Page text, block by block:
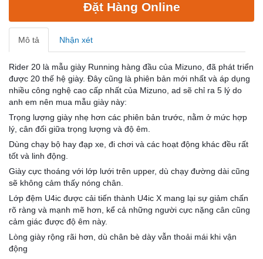
Đặt Hàng Online
Mô tả Nhận xét
Rider 20 là mẫu giày Running hàng đầu của Mizuno, đã phát triển
được 20 thế hệ giày. Đây cũng là phiên bản mới nhất và áp dụng
nhiều công nghệ cao cấp nhất của Mizuno, ad sẽ chỉ ra 5 lý do
anh em nên mua mẫu giày này:
Trọng lượng giày nhẹ hơn các phiên bản trước, nằm ở mức hợp
lý, cân đối giữa trọng lượng và độ êm.
Dùng chạy bộ hay đạp xe, đi chơi và các hoạt động khác đều rất
tốt và linh động.
Giày cực thoáng với lớp lưới trên upper, dù chạy đường dài cũng
sẽ không cảm thấy nóng chân.
Lớp đệm U4ic được cải tiến thành U4ic X mang lại sự giảm chấn
rõ ràng và mạnh mẽ hơn, kể cả những người cực nặng cân cũng
cảm giác được độ êm này.
Lòng giày rộng rãi hơn, dù chân bè dày vẫn thoải mái khi vận
động